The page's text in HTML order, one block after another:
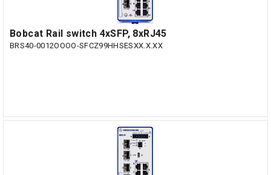
Bobcat Rail switch 4xSFP, 8xRJ45
BRS40-0012OOOO-SFCZ99HHSESXX.X.XX